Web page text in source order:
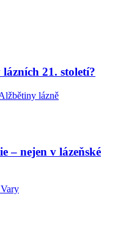
21. století?
lázně
– nejen v lázeňské